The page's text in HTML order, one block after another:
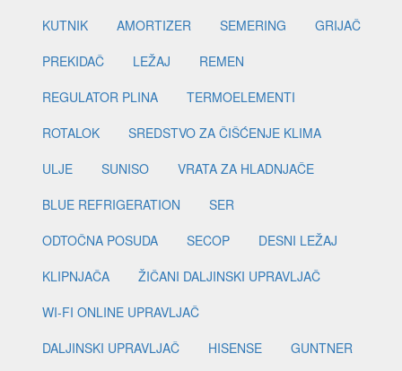
KUTNIK
AMORTIZER SEMERING
GRIJAČ
PREKIDAČ
LEŽAJ
REMEN
REGULATOR PLINA
TERMOELEMENTI
ROTALOK
SREDSTVO ZA ČIŠĆENJE KLIMA
ULJE
SUNISO
VRATA ZA HLADNJAČE
BLUE REFRIGERATION
SER
ODTOČNA POSUDA
SECOP
DESNI LEŽAJ
KLIPNJAČA
ŽIČANI DALJINSKI UPRAVLJAČ
WI-FI ONLINE UPRAVLJAČ
DALJINSKI UPRAVLJAČ
HISENSE GUNTNER